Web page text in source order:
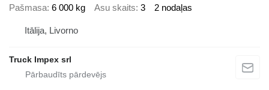
Pašmasa 6 000 kg Asu skaits 3 2 nodaļas
Itālija, Livorno
Truck Impex srl